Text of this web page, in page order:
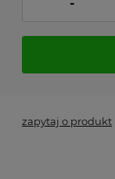
-
zapytaj o produkt